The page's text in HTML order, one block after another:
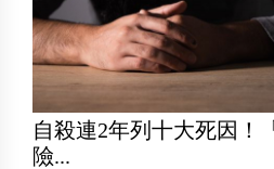
自殺連2年列十大死因！
險...